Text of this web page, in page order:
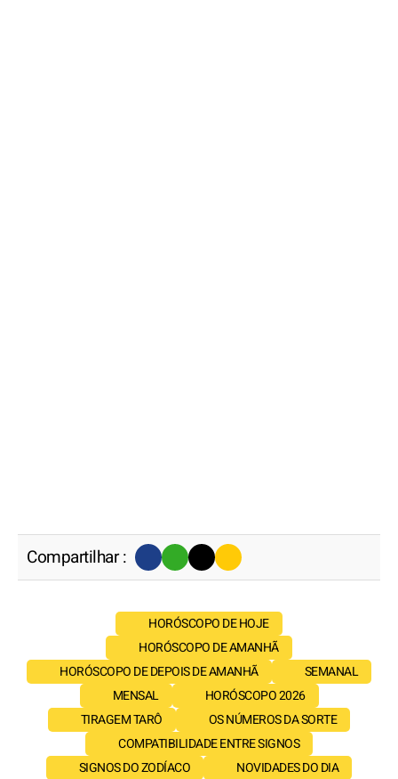
Compartilhar :
HORÓSCOPO DE HOJE
HORÓSCOPO DE AMANHÃ
HORÓSCOPO DE DEPOIS DE AMANHÃ
SEMANAL
MENSAL
HORÓSCOPO 2026
TIRAGEM TARÔ
OS NÚMEROS DA SORTE
COMPATIBILIDADE ENTRE SIGNOS
SIGNOS DO ZODÍACO
NOVIDADES DO DIA